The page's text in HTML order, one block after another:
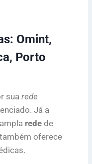
Omint,
Porto
sua rede
Já a
rede de
oferece